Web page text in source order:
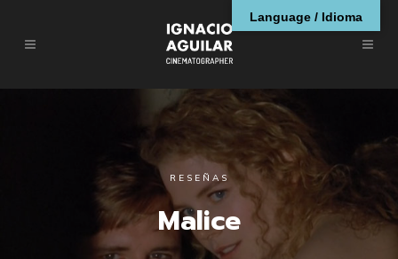
RESEÑAS
Malice
Language / Idioma